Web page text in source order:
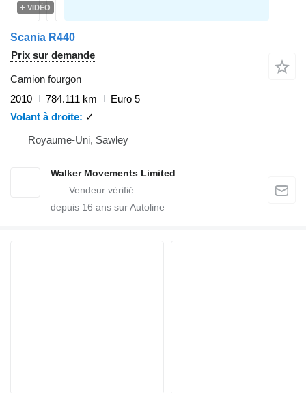
VIDÉO
Scania R440
Prix sur demande
Camion fourgon
2010
784.111 km
Euro 5
Volant à droite
✓
Royaume-Uni, Sawley
Walker Movements Limited
depuis 16 ans sur Autoline